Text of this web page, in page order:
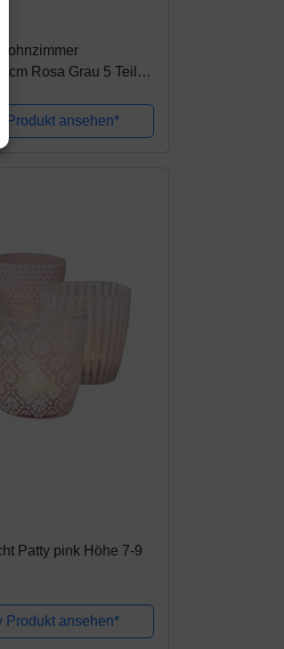
cm Rosa Grau 5 Teilig
Produkt ansehen*
Patty pink Höhe 7-9
Produkt ansehen*